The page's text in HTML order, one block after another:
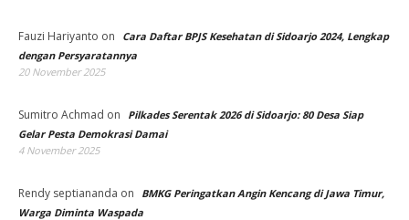
Fauzi Hariyanto on
Cara Daftar BPJS Kesehatan di Sidoarjo 2024, Lengkap
dengan Persyaratannya
20 November 2025
Sumitro Achmad on
Pilkades Serentak 2026 di Sidoarjo: 80 Desa Siap
Gelar Pesta Demokrasi Damai
4 November 2025
Rendy septiananda on
BMKG Peringatkan Angin Kencang di Jawa Timur,
Warga Diminta Waspada